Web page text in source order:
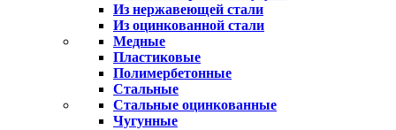
Из нержавеющей стали
Из оцинкованной стали
Медные
Пластиковые
Полимербетонные
Стальные
Стальные оцинкованные
Чугунные